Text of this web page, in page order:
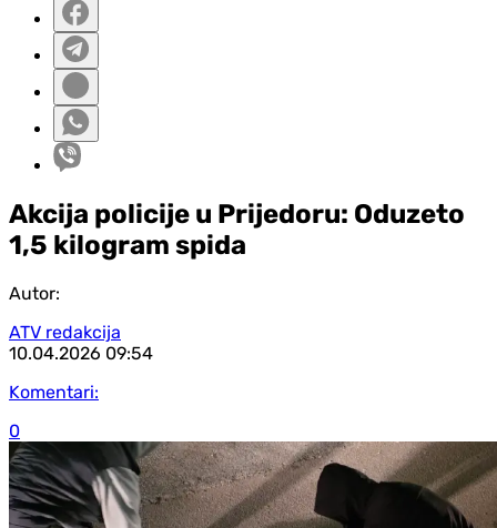
Akcija policije u Prijedoru: Oduzeto
1,5 kilogram spida
Autor:
ATV redakcija
10.04.2026 09:54
Komentari:
0